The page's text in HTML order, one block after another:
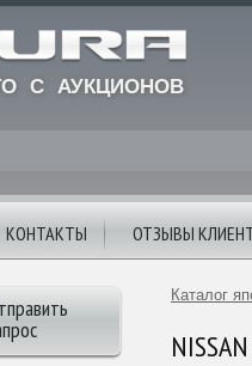
С АУКЦИОНОВ
КОНТАКТЫ ОТЗЫВЫ
Каталог